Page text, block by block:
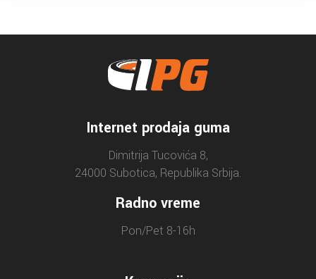
Internet prodaja guma
Dimitrija Tucovića 8,
24000 Subotica, Republika Srbija.
Radno vreme
Pon/Pet 8-16h